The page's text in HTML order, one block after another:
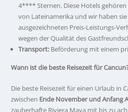
4**** Sternen. Diese Hotels
von Lateinamerika und wir haben
ausgezeichneten Preis-Leistungs-
wegen der Qualität des
Transport: Beförderung mit einem
Wann ist die beste Reisezeit für
Die beste Reisezeit für einen Urlaub in
zwischen Ende November und Anfang
zauberhafte Riviera Maya mit bis zu